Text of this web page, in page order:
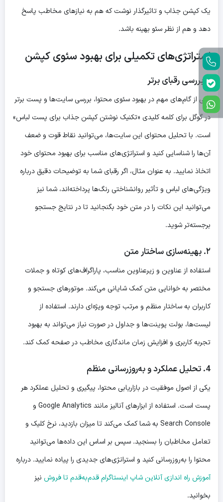
یک کپشن جذاب و تاثیرگذار نوشت که هم به نیازهای مخاطب پاسخ
دهد و هم از نظر سئو بهینه باشد.
استراتژی‌های تکمیلی برای بهبود سئوی کپشن
۱. بررسی رقبای برتر
یکی از گام‌های مهم در بهبود سئوی محتوا، بررسی سایت‌ها و پست برتر
در گوگل برای کلمه کلیدی «تکنیک نوشتن کپشن جذاب برای پست لباس»
است. با تحلیل محتوای این سایت‌ها، می‌توانید نقاط قوت و ضعف
آن‌ها را شناسایی کنید و استراتژی‌های مناسب برای بهبود محتوای خود
اتخاذ نمایید. به عنوان مثال، اگر رقبای شما به توضیحات دقیق درباره
ویژگی‌های لباس و تأثیر روانشناختی رنگ‌ها پرداخته‌اند، شما نیز
می‌توانید این نکات را در متن خود بگنجانید تا در نتایج جستجو
برجسته‌تر شوید.
۲. بهینه‌سازی ساختار متن
استفاده از عناوین و زیرعناوین مناسب، پاراگراف‌های کوتاه و جملات
مختصر به خوانایی متن کمک شایانی می‌کند. موتورهای جستجو و
کاربران به ساختار منظم و مرتب توجه ویژه‌ای دارند. استفاده از
لیست‌ها، بولت پوینت‌ها و جداول در صورت نیاز می‌تواند به بهبود
تجربه کاربری و افزایش زمان ماندگاری مخاطب در صفحه کمک کند.
4. تحلیل عملکرد و به‌روزرسانی منظم
یکی از اصول موفقیت در بازاریابی محتوا، پیگیری و تحلیل عملکرد هر
پست است. استفاده از ابزارهای آنالیز مانند Google Analytics و
Search Console به شما کمک می‌کند تا میزان بازدید، نرخ کلیک و
تعامل مخاطبان را بسنجید. سپس بر اساس این داده‌ها می‌توانید
محتوا را به‌روزرسانی کنید و استراتژی‌های جدیدی را پیاده نمایید. درباره
آموزش راه اندازی آنلاین شاپ اینستاگرام قدم‌به‌قدم تا فروش نیز
بخوانید.